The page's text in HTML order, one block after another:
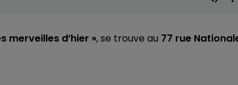
merveilles d’hier », se trouve au 77 rue